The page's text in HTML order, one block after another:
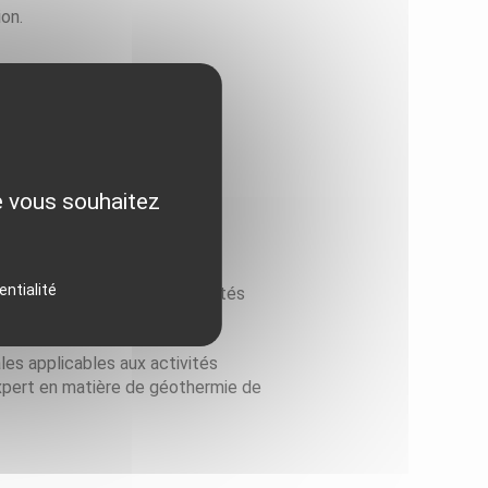
la police des mines et des
minime importance
le référentiel, les modalités
applicables aux activités
en matière de géothermie de
vous souhaitez